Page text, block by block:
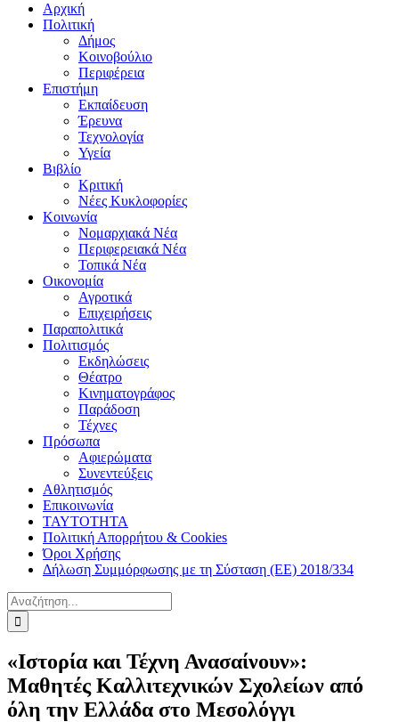
Αρχική
Πολιτική
Δήμος
Κοινοβούλιο
Περιφέρεια
Επιστήμη
Εκπαίδευση
Έρευνα
Τεχνολογία
Υγεία
Βιβλίο
Κριτική
Νέες Κυκλοφορίες
Κοινωνία
Νομαρχιακά Νέα
Περιφερειακά Νέα
Τοπικά Νέα
Οικονομία
Αγροτικά
Επιχειρήσεις
Παραπολιτικά
Πολιτισμός
Εκδηλώσεις
Θέατρο
Κινηματογράφος
Παράδοση
Τέχνες
Πρόσωπα
Αφιερώματα
Συνεντεύξεις
Αθλητισμός
Επικοινωνία
ΤΑΥΤΟΤΗΤΑ
Πολιτική Απορρήτου & Cookies
Όροι Χρήσης
Δήλωση Συμμόρφωσης με τη Σύσταση (ΕΕ) 2018/334
Αναζήτηση
για:
«Ιστορία και Τέχνη Ανασαίνουν»:
Μαθητές Καλλιτεχνικών Σχολείων από
όλη την Ελλάδα στο Μεσολόγγι